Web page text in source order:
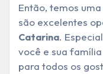
Então, temos
são excelentes
Catarina.
você e sua
para todos os